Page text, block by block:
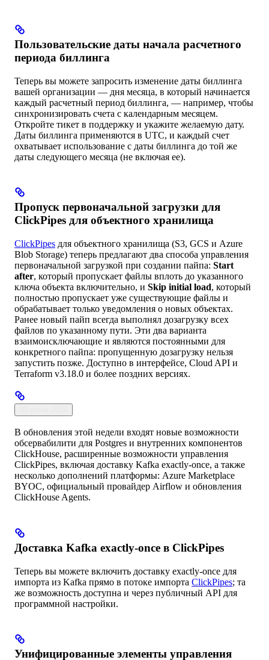
Пользовательские даты начала расчетного
периода биллинга
Теперь вы можете запросить изменение даты биллинга
вашей организации — дня месяца, в который начинается
каждый расчетный период биллинга, — например, чтобы
синхронизировать счета с календарным месяцем.
Откройте тикет в поддержку и укажите желаемую дату.
Даты биллинга применяются в UTC, и каждый счет
охватывает использование с даты биллинга до той же
даты следующего месяца (не включая ее).
Пропуск первоначальной загрузки для
ClickPipes для объектного хранилища
ClickPipes для объектного хранилища (S3, GCS и Azure
Blob Storage) теперь предлагают два способа управления
первоначальной загрузкой при создании пайпа: Start
after, который пропускает файлы вплоть до указанного
ключа объекта включительно, и Skip initial load, который
полностью пропускает уже существующие файлы и
обрабатывает только уведомления о новых объектах.
Ранее новый пайп всегда выполнял дозагрузку всех
файлов по указанному пути. Эти два варианта
взаимоисключающие и являются постоянными для
конкретного пайпа: пропущенную дозагрузку нельзя
запустить позже. Доступно в интерфейсе, Cloud API и
Terraform v3.18.0 и более поздних версиях.
В обновления этой недели входят новые возможности
обсервабилити для Postgres и внутренних компонентов
ClickHouse, расширенные возможности управления
ClickPipes, включая доставку Kafka exactly-once, а также
несколько дополнений платформы: Azure Marketplace
BYOC, официальный провайдер Airflow и обновления
ClickHouse Agents.
Доставка Kafka exactly-once в ClickPipes
Теперь вы можете включить доставку exactly-once для
импорта из Kafka прямо в потоке импорта ClickPipes; та
же возможность доступна и через публичный API для
программной настройки.
Унифицированные элементы управления